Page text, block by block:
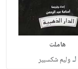
هاملت
لـ وليم شكسبير